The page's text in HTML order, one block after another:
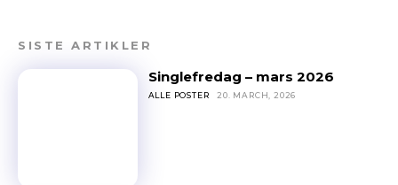
SISTE ARTIKLER
Singlefredag – mars 2026
ALLE POSTER 20. MARCH, 2026